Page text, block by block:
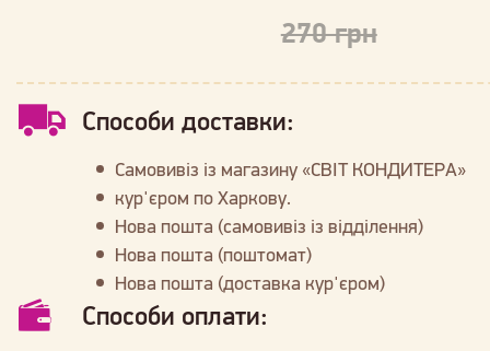
270 грн
Способи доставки:
Самовивіз із магазину «СВІТ КОНДИТЕРА»
кур'єром по Харкову.
Нова пошта (самовивіз із відділення)
Нова пошта (поштомат)
Нова пошта (доставка кур'єром)
Способи оплати: